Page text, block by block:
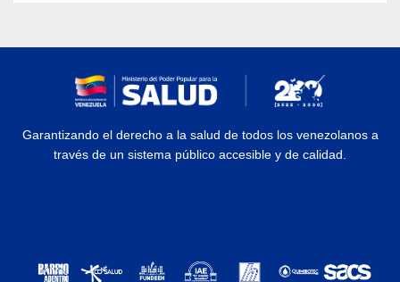
Garantizando el derecho a la salud de todos los venezolanos a
través de un sistema público accesible y de calidad.